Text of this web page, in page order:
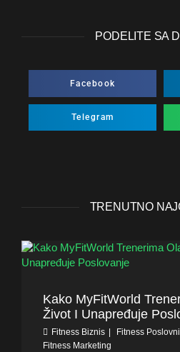
PODELITE SA
Facebook
Telegram
TRENUTNO
Kako MyFitWorld
Život I Unapređuje
Fitness Biznis
Fitness
Fitness Marketing